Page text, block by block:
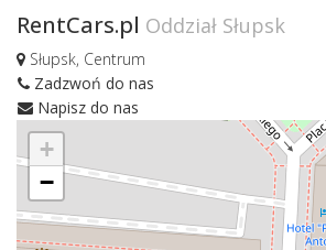
RentCars.pl Oddział Słupsk
Słupsk, Centrum
Zadzwoń do nas
Napisz do nas
+
−